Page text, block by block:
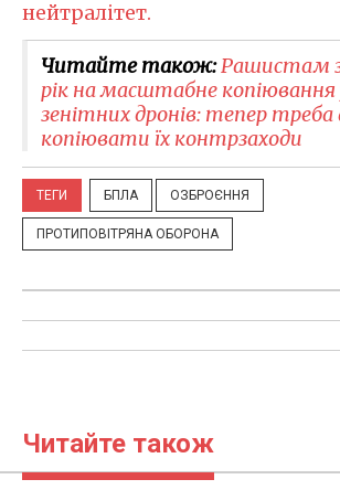
нейтралітет.
Читайте також:Рашистам
рік на масштабне копіювання
зенітних дронів: тепер
копіювати їх контрзаходи
ТЕГИ БПЛА ОЗБРОЄННЯ
ПРОТИПОВІТРЯНА ОБОРОНА
Читайте також